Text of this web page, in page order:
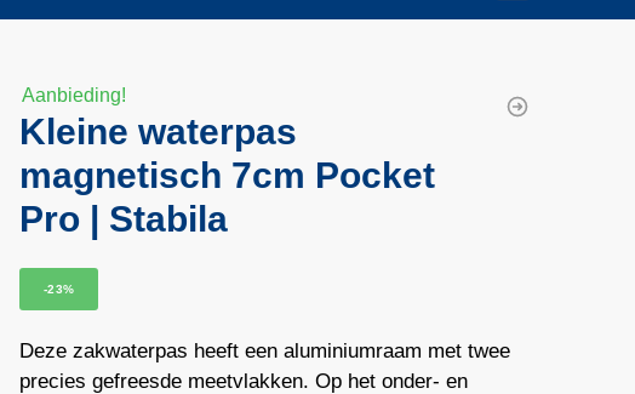
Aanbieding!
Kleine waterpas
magnetisch 7cm Pocket
Pro | Stabila
-23%
Deze zakwaterpas heeft een aluminiumraam met twee
precies gefreesde meetvlakken. Op het onder- en